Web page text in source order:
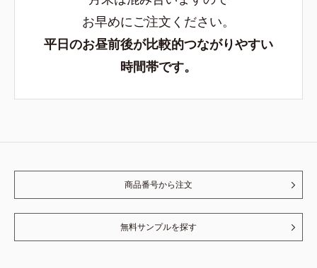
お早めにご注文ください。
平日のお昼前後が比較的つながりやすい
時間帯です。
商品番号から注文
無料サンプルを探す